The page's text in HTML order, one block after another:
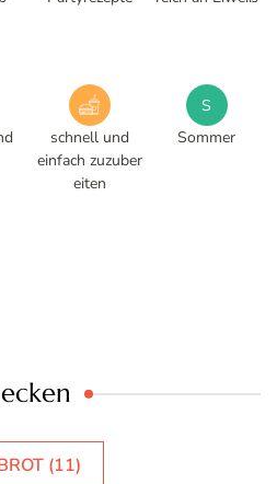
schnell und
einfach zuzuber
eiten
S
Sommer
(11)